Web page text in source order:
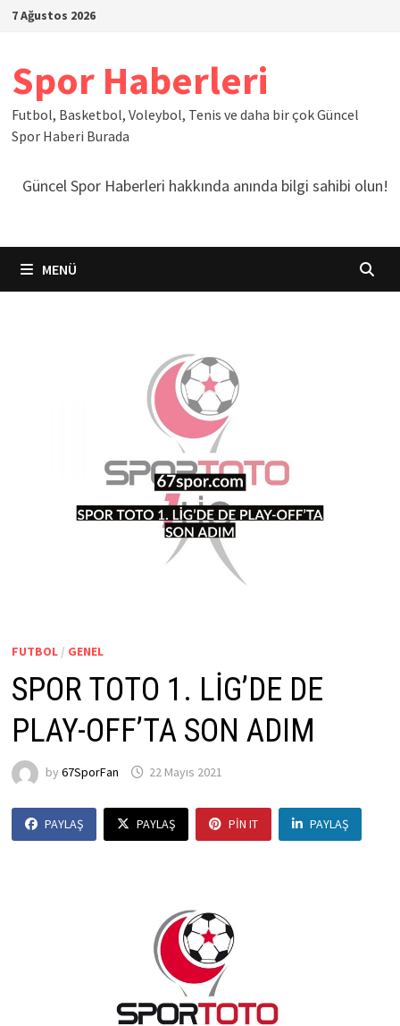
İçeriğe
7 Ağustos 2026
Spor Haberleri
Futbol, Basketbol, Voleybol, Tenis ve daha bir çok Güncel
Spor Haberi Burada
Güncel Spor Haberleri hakkında anında bilgi sahibi olun!
MENÜ
FUTBOL/ GENEL
SPOR TOTO 1. LİG’DE DE
PLAY-OFF’TA SON ADIM
by 67SporFan 22 Mayıs 2021
PAYLAŞ PAYLAŞ PIN IT PAYLAŞ